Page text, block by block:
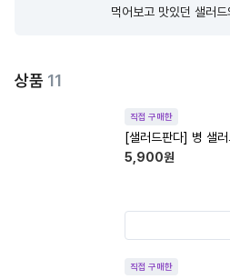
먹어보고 맛있던 샐러
상품 11
직접 구매한
[샐러드판다] 병 샐
5,900원
직접 구매한